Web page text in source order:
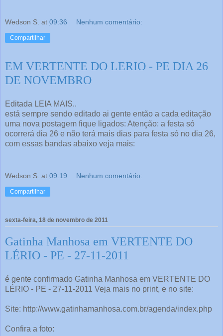
Wedson S. at 09:36 Nenhum comentário:
Compartilhar
EM VERTENTE DO LERIO - PE DIA 26
DE NOVEMBRO
Editada LEIA MAIS..
está sempre sendo editado ai gente então a cada editação
uma nova postagem fique ligados: Atenção: a festa só
ocorrerá dia 26 e não terá mais dias para festa só no dia 26,
com essas bandas abaixo veja mais:
Wedson S. at 09:19 Nenhum comentário:
Compartilhar
sexta-feira, 18 de novembro de 2011
Gatinha Manhosa em VERTENTE DO
LÉRIO - PE - 27-11-2011
é gente confirmado Gatinha Manhosa em VERTENTE DO
LÉRIO - PE - 27-11-2011 Veja mais no print, e no site:
Site: http://www.gatinhamanhosa.com.br/agenda/index.php
Confira a foto: